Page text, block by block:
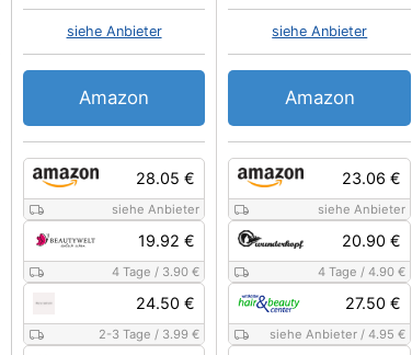
28.05 €
siehe Anbieter
19.92 €
4 Tage / 3.90 €
24.50 €
2-3 Tage / 3.99 €
siehe Anbieter
Amazon
23.06 €
siehe Anbieter
20.90 €
4 Tage /4.90 €
27.50 €
siehe Anbieter /4.95 €
siehe Anbieter
Amazon